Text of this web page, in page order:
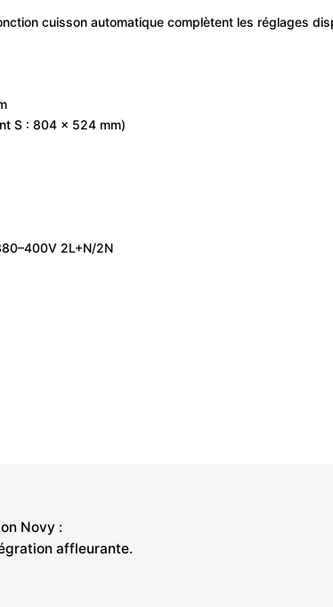
cuisson automatique complètent les réglages
S : 804 × 524 mm)
2L+N/2N
Novy :
affleurante.